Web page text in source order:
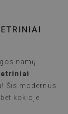
namų
Šis modernus
kokioje